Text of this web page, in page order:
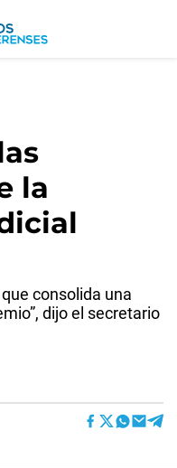
la
consolida una
dijo el secretario